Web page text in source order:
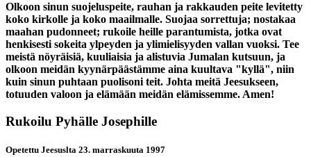
Olkoon sinun suojeluspeite, rauhan ja rakkauden peite levitetty
koko kirkolle ja koko maailmalle. Suojaa sorrettuja; nostakaa
maahan pudonneet; rukoile heille parantumista, jotka ovat
henkisesti sokeita ylpeyden ja ylimielisyyden vallan vuoksi. Tee
meistä nöyräisiä, kuuliaisia ja alistuvia Jumalan kutsuun, ja
olkoon meidän kyynärpäästämme aina kuultava "kyllä", niin
kuin sinun puhtaan puolisoni teit. Johta meitä Jeesukseen,
totuuden valoon ja elämään meidän elämissemme. Amen!
Rukoilu Pyhälle Josephille
Opetettu Jeesuslta 23. marraskuuta 1997